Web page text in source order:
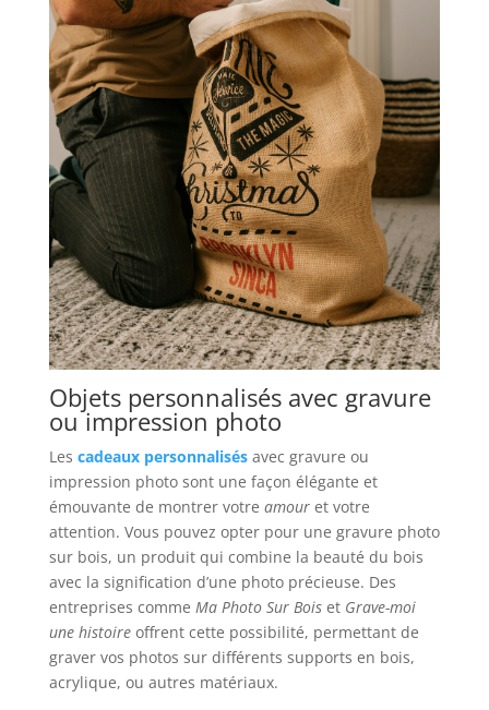
Objets personnalisés avec gravure
ou impression photo
Les cadeaux personnalisésavec gravure ou
impression photo sont une façon élégante et
émouvante de montrer votre amouret votre
attention. Vous pouvez opter pour une gravure photo
sur bois, un produit qui combine la beauté du bois
avec la signification d’une photo précieuse. Des
entreprises comme Ma Photo Sur Boiset Grave-moi
une histoireoffrent cette possibilité, permettant de
graver vos photos sur différents supports en bois,
acrylique, ou autres matériaux.